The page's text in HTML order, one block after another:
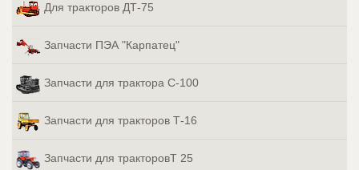
Для тракторов ДТ-75
Запчасти ПЭА "Карпатец"
Запчасти для трактора С-100
Запчасти для тракторов Т-16
Запчасти для тракторовТ 25